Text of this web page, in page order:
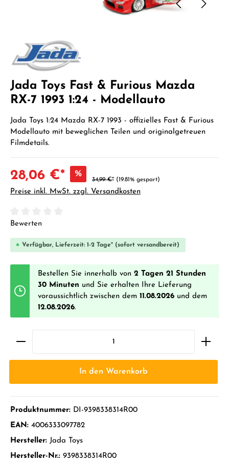
Jada Toys Fast & Furious Mazda
RX-7 1993 1:24 - Modellauto
Jada Toys 1:24 Mazda RX-7 1993 - offizielles Fast & Furious
Modellauto mit beweglichen Teilen und originalgetreuen
Filmdetails.
28,06 €* %
34,99 €* (19.81% gespart)
Preise inkl. MwSt. zzgl. Versandkosten
Durchschnittliche Bewertung von 0 von 5 Sternen
Bewerten
Verfügbar, Lieferzeit: 1-2 Tage* (sofort versandbereit)
Bestellen Sie innerhalb von 2 Tagen 21 Stunden
30 Minuten und Sie erhalten Ihre Lieferung
voraussichtlich zwischen dem 11.08.2026 und dem
12.08.2026.
In den Warenkorb
Produktnummer: DI-9398338314R00
EAN: 4006333097782
Hersteller: Jada Toys
Hersteller-Nr.: 9398338314R00